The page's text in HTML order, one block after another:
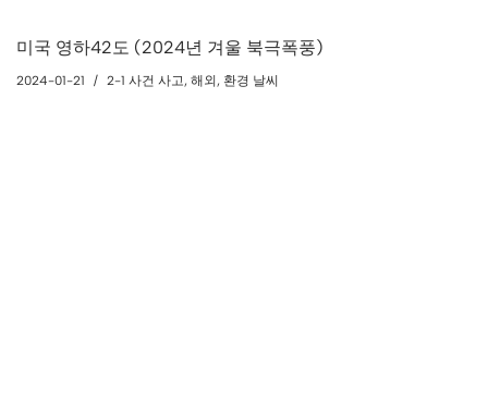
미국 영하42도 (2024년 겨울 북극폭풍)
2024-01-21 2-1 사건 사고, 해외, 환경 날씨